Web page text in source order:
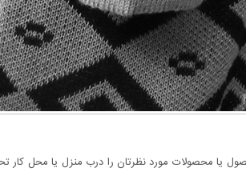
یا محصولات مورد نظرتان را درب منزل یا محل کار